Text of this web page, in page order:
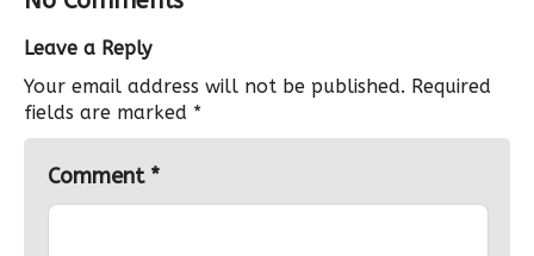
Leave a Reply
Your email address will not be published. Required
fields are marked *
Comment *